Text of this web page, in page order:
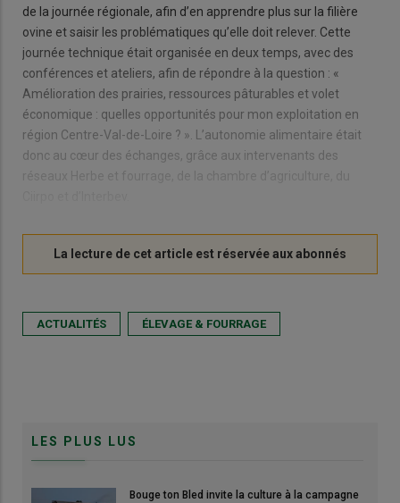
de la journée régionale, afin d’en apprendre plus sur la filière
ovine et saisir les problématiques qu’elle doit relever. Cette
journée technique était organisée en deux temps, avec des
conférences et ateliers, afin de répondre à la question : «
Amélioration des prairies, ressources pâturables et volet
économique : quelles opportunités pour mon exploitation en
région Centre-Val-de-Loire ? ». L’autonomie alimentaire était
donc au cœur des échanges, grâce aux intervenants des
réseaux Herbe et fourrage, de la chambre d’agriculture, du
ACTUALITÉS ÉLEVAGE & FOURRAGE
LES PLUS LUS
Bouge ton Bled invite la culture à la campagne